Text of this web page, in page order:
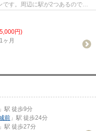
す。周辺に駅が2つあるので電
円)
ヶ月
」駅 徒歩9分
前 」駅 徒歩24分
」駅 徒歩27分